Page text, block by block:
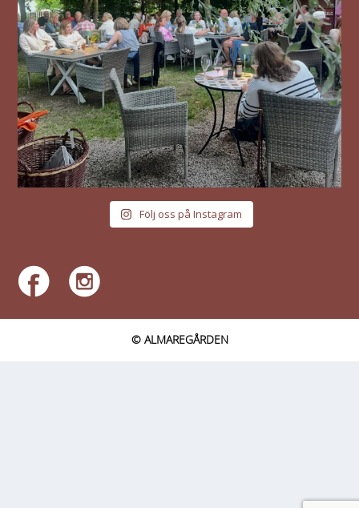
Följ oss på Instagram
© ALMAREGÅRDEN